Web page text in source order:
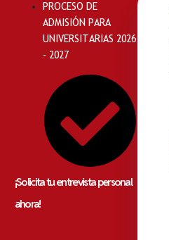
PROCESO DE
ADMISIÓN PARA
UNIVERSITARIAS 2026
- 2027
¡Solicita tu entrevista personal
ahora!